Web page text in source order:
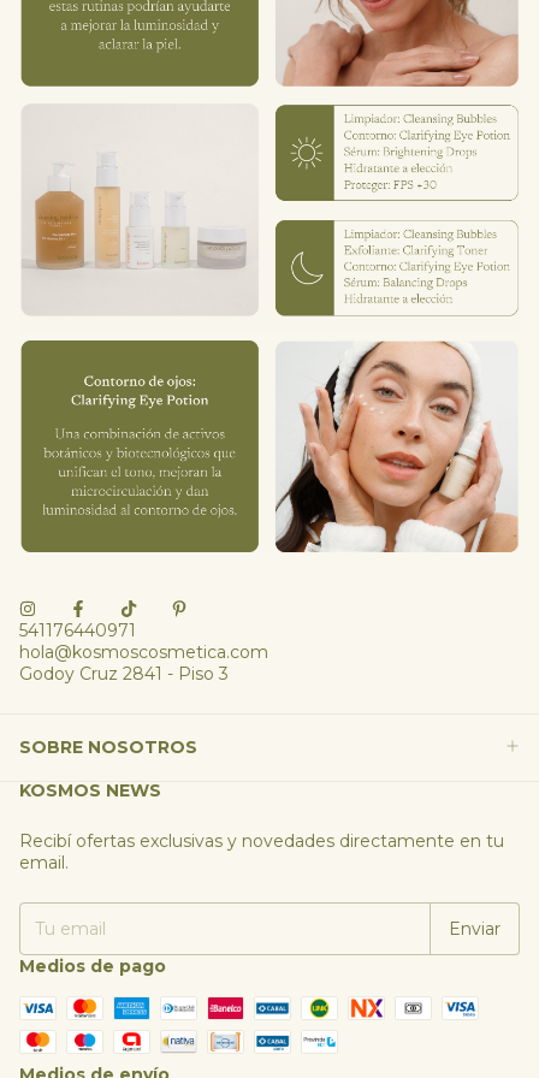
541176440971
hola@kosmoscosmetica.com
Godoy Cruz 2841 - Piso 3
SOBRE NOSOTROS
KOSMOS NEWS
Recibí ofertas exclusivas y novedades directamente en tu
email.
Medios de pago